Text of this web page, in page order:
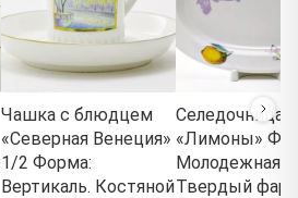
Чашка с блюдцем
«Северная Венеция»
1/2 Форма:
Вертикаль. Костяной
Селедочница
«Лимоны»
Молодежная.
Твердый